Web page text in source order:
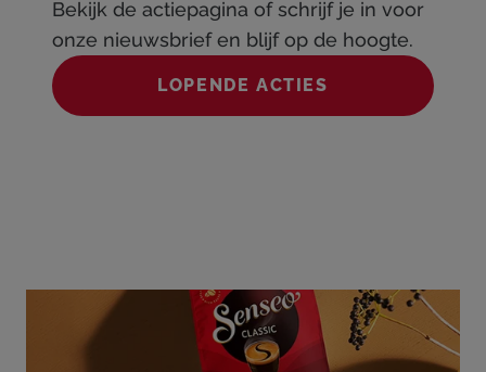
Bekijk de actiepagina of schrijf je in voor
onze nieuwsbrief en blijf op de hoogte.
LOPENDE ACTIES